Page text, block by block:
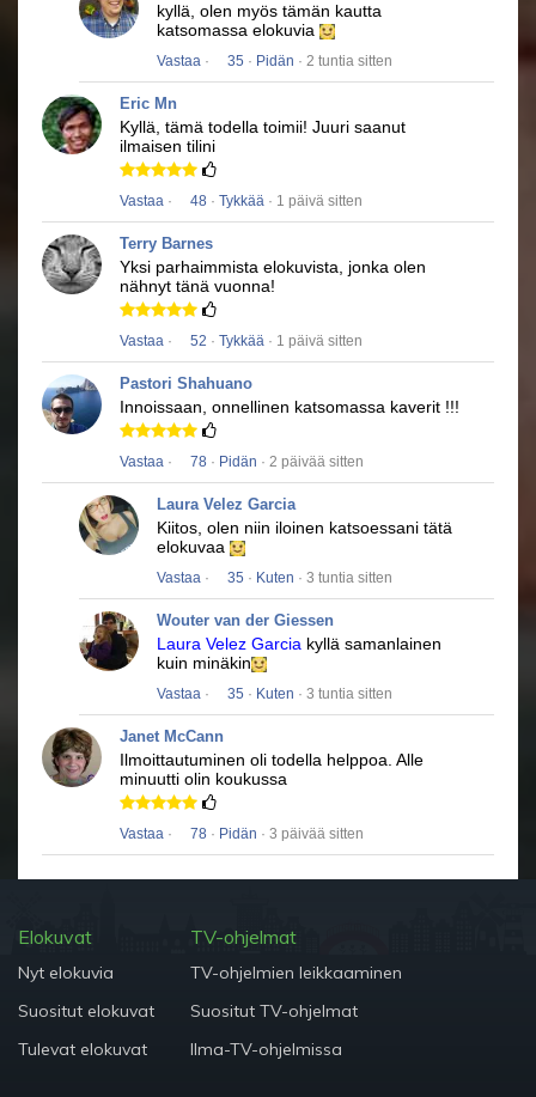
kyllä, olen myös tämän kautta
katsomassa elokuvia
Vastaa · 35 · Pidän · 2 tuntia sitten
Eric Mn
Kyllä, tämä todella toimii! Juuri saanut
ilmaisen tilini
Vastaa · 48 · Tykkää · 1 päivä sitten
Terry Barnes
Yksi parhaimmista elokuvista, jonka olen
nähnyt tänä vuonna!
Vastaa · 52 · Tykkää · 1 päivä sitten
Pastori Shahuano
Innoissaan, onnellinen katsomassa kaverit !!!
Vastaa · 78 · Pidän · 2 päivää sitten
Laura Velez Garcia
Kiitos, olen niin iloinen katsoessani tätä
elokuvaa
Vastaa · 35 · Kuten · 3 tuntia sitten
Wouter van der Giessen
Laura Velez Garcia kyllä ​​samanlainen
kuin minäkin
Vastaa · 35 · Kuten · 3 tuntia sitten
Janet McCann
Ilmoittautuminen oli todella helppoa. Alle
minuutti olin koukussa
Vastaa · 78 · Pidän · 3 päivää sitten
Elokuvat
Nyt elokuvia
Suositut elokuvat
Tulevat elokuvat
TV-ohjelmat
TV-ohjelmien leikkaaminen
Suositut TV-ohjelmat
Ilma-TV-ohjelmissa